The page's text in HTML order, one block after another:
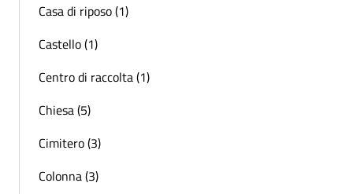
Casa di riposo (1)
Castello (1)
Centro di raccolta (1)
Chiesa (5)
Cimitero (3)
Colonna (3)